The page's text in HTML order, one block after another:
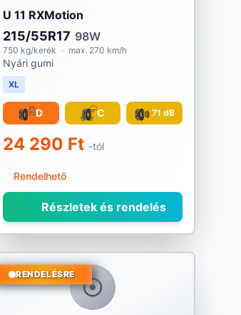
U 11 RXMotion
215/55R17 98W
750 kg/kerék · max. 270 km/h
Nyári gumi
XL
D C 71 dB
24 290 Ft -tól
Rendelhető
Részletek és rendelés
RENDELÉSRE